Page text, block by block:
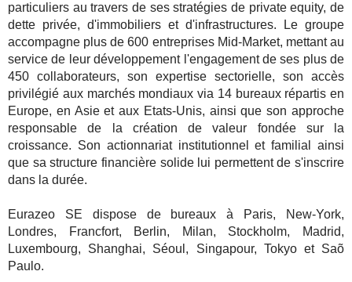
particuliers au travers de ses stratégies de private equity, de
dette privée, d'immobiliers et d'infrastructures. Le groupe
accompagne plus de 600 entreprises Mid-Market, mettant au
service de leur développement l'engagement de ses plus de
450 collaborateurs, son expertise sectorielle, son accès
privilégié aux marchés mondiaux via 14 bureaux répartis en
Europe, en Asie et aux Etats-Unis, ainsi que son approche
responsable de la création de valeur fondée sur la
croissance. Son actionnariat institutionnel et familial ainsi
que sa structure financière solide lui permettent de s'inscrire
dans la durée.
Eurazeo SE dispose de bureaux à Paris, New-York,
Londres, Francfort, Berlin, Milan, Stockholm, Madrid,
Luxembourg, Shanghai, Séoul, Singapour, Tokyo et Saõ
Paulo.